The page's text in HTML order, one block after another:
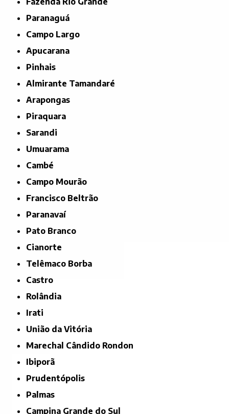
Paranaguá
Campo Largo
Apucarana
Pinhais
Almirante Tamandaré
Arapongas
Piraquara
Sarandi
Umuarama
Cambé
Campo Mourão
Francisco Beltrão
Paranavaí
Pato Branco
Cianorte
Telêmaco Borba
Castro
Rolândia
Irati
União da Vitória
Marechal Cândido Rondon
Ibiporã
Prudentópolis
Palmas
Campina Grande do Sul